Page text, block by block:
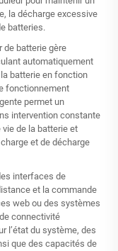
la décharge excessive
batteries.
de batterie gère
automatiquement
batterie en fonction
fonctionnement
permet un
intervention constante
vie de la batterie et
et de décharge
interfaces de
et la commande
web ou des systèmes
connectivité
l’état du système, des
que des capacités de